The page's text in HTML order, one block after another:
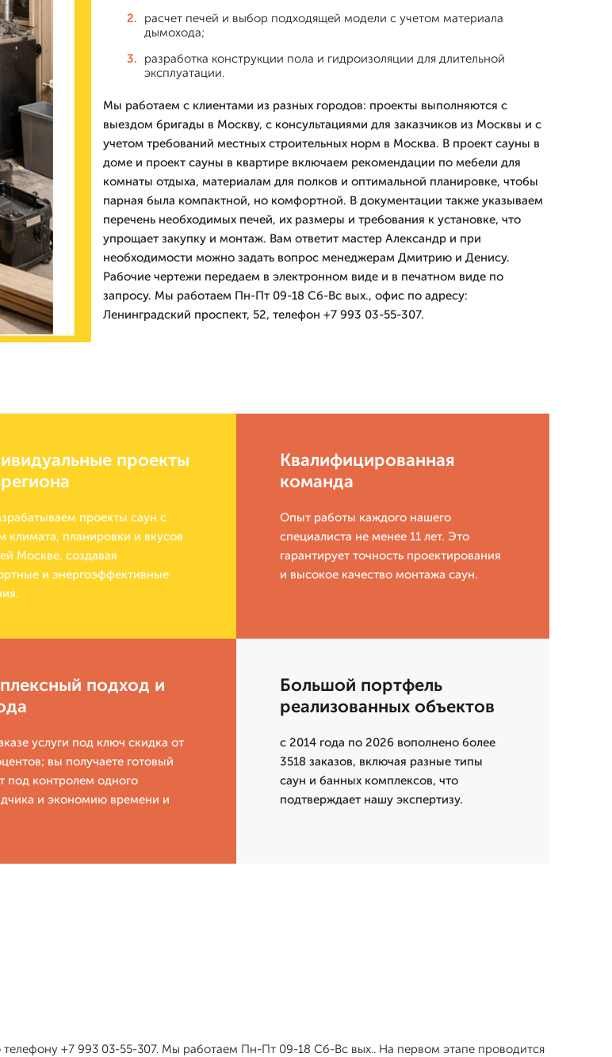
расчет печей и выбор подходящей модели с учетом материала
дымохода;
разработка конструкции пола и гидроизоляции для длительной
эксплуатации.
Мы работаем с клиентами из разных городов: проекты выполняются с
выездом бригады в Москву, с консультациями для заказчиков из Москвы и с
учетом требований местных строительных норм в Москва. В проект сауны в
доме и проект сауны в квартире включаем рекомендации по мебели для
комнаты отдыха, материалам для полков и оптимальной планировке, чтобы
парная была компактной, но комфортной. В документации также указываем
перечень необходимых печей, их размеры и требования к установке, что
упрощает закупку и монтаж. Вам ответит мастер Александр и при
необходимости можно задать вопрос менеджерам Дмитрию и Денису.
Рабочие чертежи передаем в электронном виде и в печатном виде по
запросу. Мы работаем Пн-Пт 09-18 Сб-Вс вых., офис по адресу:
Ленинградский проспект, 52, телефон +7 993 03-55-307.
проекты
проекты саун с
климата, планировки и вкусов
Москве, создавая
и энергоэффективные
Квалифицированная
команда
Опыт работы каждого нашего
специалиста не менее 11 лет. Это
гарантирует точность проектирования
и высокое качество монтажа саун.
подход и
услуги под ключ скидка от
вы получаете готовый
под контролем одного
и экономию времени и
Большой портфель
реализованных объектов
с 2014 года по 2026 вополнено более
3518 заказов, включая разные типы
саун и банных комплексов, что
подтверждает нашу экспертизу.
+7 993 03-55-307. Мы работаем Пн-Пт 09-18 Сб-Вс вых.. На первом этапе проводится